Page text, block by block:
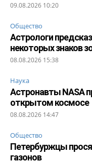
09.08.2026 10:20
Общество
Астрологи
некоторых знаков
08.08.2026 15:38
Наука
Астронавты NASA
открытом космосе
08.08.2026 14:47
Общество
Петербуржцы
газонов